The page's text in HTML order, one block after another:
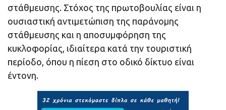
στάθμευσης. Στόχος της πρωτοβουλίας είναι η
ουσιαστική αντιμετώπιση της παράνομης
στάθμευσης και η αποσυμφόρηση της
κυκλοφορίας, ιδιαίτερα κατά την τουριστική
περίοδο, όπου η πίεση στο οδικό δίκτυο είναι
έντονη.